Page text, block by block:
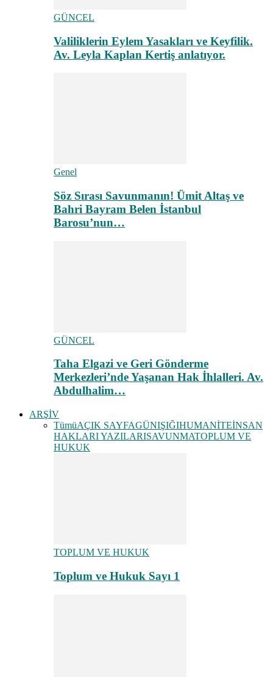
GÜNCEL
Valiliklerin Eylem Yasakları ve Keyfilik.
Av. Leyla Kaplan Kertiş anlatıyor.
Genel
Söz Sırası Savunmanın! Ümit Altaş ve
Bahri Bayram Belen İstanbul
Barosu’nun…
GÜNCEL
Taha Elgazi ve Geri Gönderme
Merkezleri’nde Yaşanan Hak İhlalleri. Av.
Abdulhalim…
ARŞİV
TümüAÇIK SAYFAGÜNIŞIĞIHUMANİTEİNSAN
HAKLARI YAZILARISAVUNMATOPLUM VE
HUKUK
TOPLUM VE HUKUK
Toplum ve Hukuk Sayı 1